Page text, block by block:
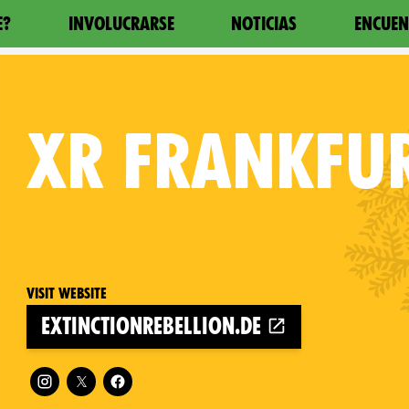
INVOLUCRARSE NOTICIAS
XR
Visit website
extinctionrebellion.de
Follow XR Frankfurt am Main on